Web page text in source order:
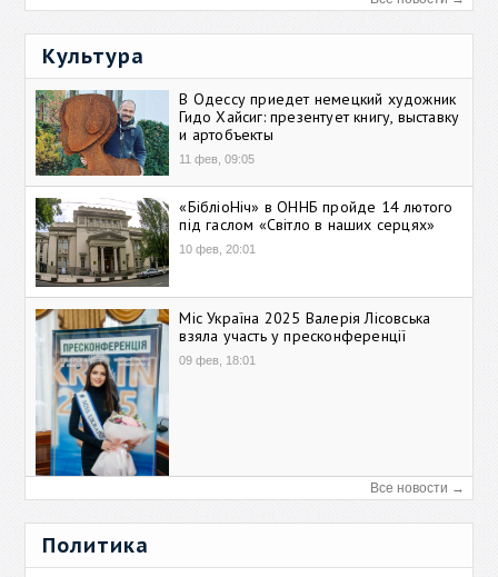
Культура
В Одессу приедет немецкий художник
Гидо Хайсиг: презентует книгу, выставку
и артобъекты
11 фев, 09:05
«БібліоНіч» в ОННБ пройде 14 лютого
під гаслом «Світло в наших серцях»
10 фев, 20:01
Міс Україна 2025 Валерія Лісовська
взяла участь у пресконференції
09 фев, 18:01
Все новости →
Политика